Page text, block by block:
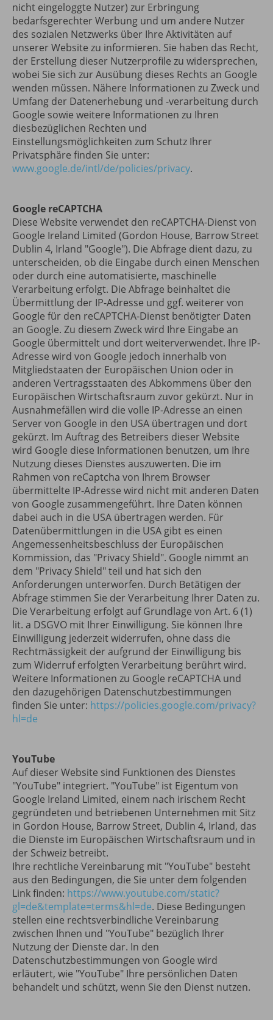
nicht eingeloggte Nutzer) zur Erbringung
bedarfsgerechter Werbung und um andere Nutzer
des sozialen Netzwerks über Ihre Aktivitäten auf
unserer Website zu informieren. Sie haben das Recht,
der Erstellung dieser Nutzerprofile zu widersprechen,
wobei Sie sich zur Ausübung dieses Rechts an Google
wenden müssen. Nähere Informationen zu Zweck und
Umfang der Datenerhebung und -verarbeitung durch
Google sowie weitere Informationen zu Ihren
diesbezüglichen Rechten und
Einstellungsmöglichkeiten zum Schutz Ihrer
Privatsphäre finden Sie unter:
www.google.de/intl/de/policies/privacy.
Google reCAPTCHA
Diese Website verwendet den reCAPTCHA-Dienst von
Google Ireland Limited (Gordon House, Barrow Street
Dublin 4, Irland "Google"). Die Abfrage dient dazu, zu
unterscheiden, ob die Eingabe durch einen Menschen
oder durch eine automatisierte, maschinelle
Verarbeitung erfolgt. Die Abfrage beinhaltet die
Übermittlung der IP-Adresse und ggf. weiterer von
Google für den reCAPTCHA-Dienst benötigter Daten
an Google. Zu diesem Zweck wird Ihre Eingabe an
Google übermittelt und dort weiterverwendet. Ihre IP-
Adresse wird von Google jedoch innerhalb von
Mitgliedstaaten der Europäischen Union oder in
anderen Vertragsstaaten des Abkommens über den
Europäischen Wirtschaftsraum zuvor gekürzt. Nur in
Ausnahmefällen wird die volle IP-Adresse an einen
Server von Google in den USA übertragen und dort
gekürzt. Im Auftrag des Betreibers dieser Website
wird Google diese Informationen benutzen, um Ihre
Nutzung dieses Dienstes auszuwerten. Die im
Rahmen von reCaptcha von Ihrem Browser
übermittelte IP-Adresse wird nicht mit anderen Daten
von Google zusammengeführt. Ihre Daten können
dabei auch in die USA übertragen werden. Für
Datenübermittlungen in die USA gibt es einen
Angemessenheitsbeschluss der Europäischen
Kommission, das "Privacy Shield". Google nimmt an
dem "Privacy Shield" teil und hat sich den
Anforderungen unterworfen. Durch Betätigen der
Abfrage stimmen Sie der Verarbeitung Ihrer Daten zu.
Die Verarbeitung erfolgt auf Grundlage von Art. 6 (1)
lit. a DSGVO mit Ihrer Einwilligung. Sie können Ihre
Einwilligung jederzeit widerrufen, ohne dass die
Rechtmässigkeit der aufgrund der Einwilligung bis
zum Widerruf erfolgten Verarbeitung berührt wird.
Weitere Informationen zu Google reCAPTCHA und
den dazugehörigen Datenschutzbestimmungen
finden Sie unter: https://policies.google.com/privacy?
hl=de
YouTube
Auf dieser Website sind Funktionen des Dienstes
"YouTube" integriert. "YouTube" ist Eigentum von
Google Ireland Limited, einem nach irischem Recht
gegründeten und betriebenen Unternehmen mit Sitz
in Gordon House, Barrow Street, Dublin 4, Irland, das
die Dienste im Europäischen Wirtschaftsraum und in
der Schweiz betreibt.
Ihre rechtliche Vereinbarung mit "YouTube" besteht
aus den Bedingungen, die Sie unter dem folgenden
Link finden: https://www.youtube.com/static?
gl=de&template=terms&hl=de. Diese Bedingungen
stellen eine rechtsverbindliche Vereinbarung
zwischen Ihnen und "YouTube" bezüglich Ihrer
Nutzung der Dienste dar. In den
Datenschutzbestimmungen von Google wird
erläutert, wie "YouTube" Ihre persönlichen Daten
behandelt und schützt, wenn Sie den Dienst nutzen.